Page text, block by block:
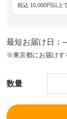
税込 10,000円以上
最短お届け日：
※東京都にお届けす
数量